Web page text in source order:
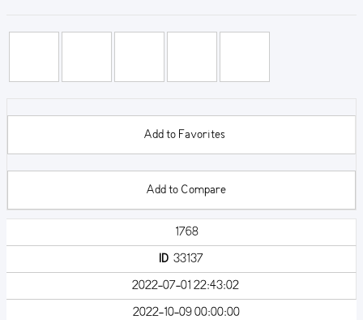
Add to Favorites
Add to Compare
1768
ID 33137
2022-07-01 22:43:02
2022-10-09 00:00:00